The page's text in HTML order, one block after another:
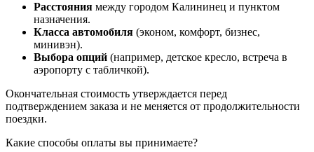
Расстояния между городом Калининец и пунктом
назначения.
Класса автомобиля (эконом, комфорт, бизнес,
минивэн).
Выбора опций (например, детское кресло, встреча в
аэропорту с табличкой).
Окончательная стоимость утверждается перед
подтверждением заказа и не меняется от продолжительности
поездки.
Какие способы оплаты вы принимаете?